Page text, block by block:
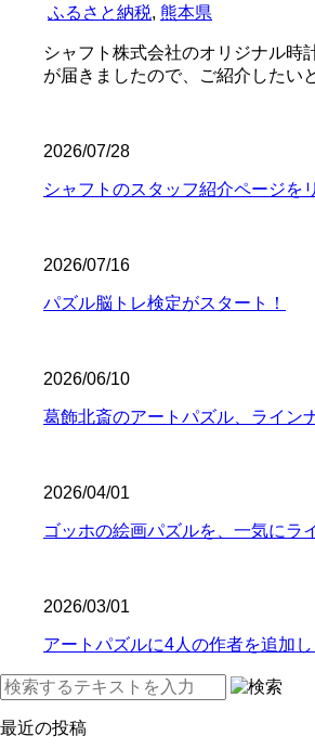
ふるさと納税, 熊本県
シャフト株式会社のオリジナル時
が届きましたので、ご紹介したい
2026/07/28
シャフトのスタッフ紹介ページを
2026/07/16
パズル脳トレ検定がスタート！
2026/06/10
葛飾北斎のアートパズル、ライン
2026/04/01
ゴッホの絵画パズルを、一気にラ
2026/03/01
アートパズルに4人の作者を追加
最近の投稿